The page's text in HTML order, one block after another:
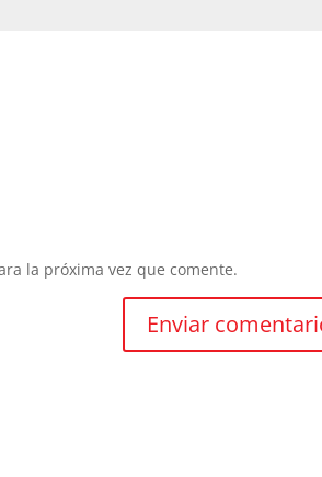
la próxima vez que comente.